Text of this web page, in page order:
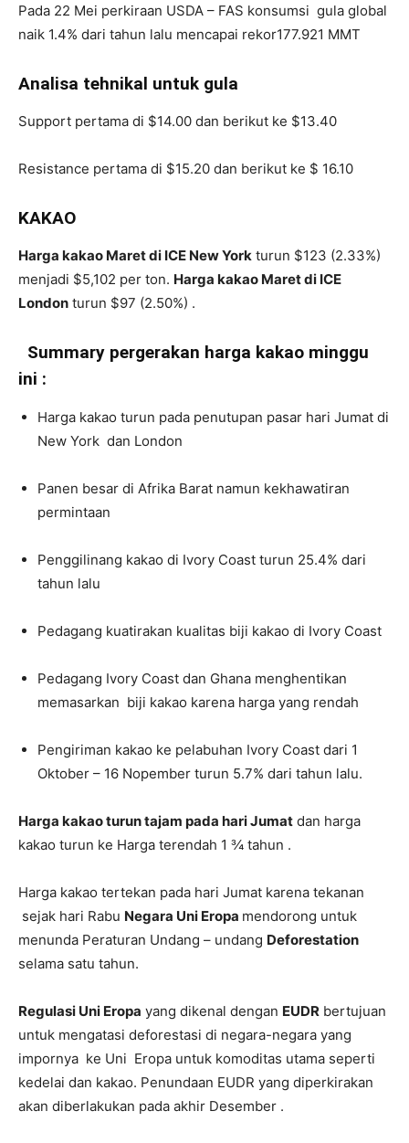
Pada 22 Mei perkiraan USDA – FAS konsumsi gula global
naik 1.4% dari tahun lalu mencapai rekor177.921 MMT
Analisa tehnikal untuk gula
Support pertama di $14.00 dan berikut ke $13.40
Resistance pertama di $15.20 dan berikut ke $ 16.10
KAKAO
Harga kakao Maret di ICE New York turun $123 (2.33%)
menjadi $5,102 per ton. Harga kakao Maret di ICE
London turun $97 (2.50%) .
Summary pergerakan harga kakao minggu
ini :
Harga kakao turun pada penutupan pasar hari Jumat di
New York dan London
Panen besar di Afrika Barat namun kekhawatiran
permintaan
Penggilinang kakao di Ivory Coast turun 25.4% dari
tahun lalu
Pedagang kuatirakan kualitas biji kakao di Ivory Coast
Pedagang Ivory Coast dan Ghana menghentikan
memasarkan biji kakao karena harga yang rendah
Pengiriman kakao ke pelabuhan Ivory Coast dari 1
Oktober – 16 Nopember turun 5.7% dari tahun lalu.
Harga kakao turun tajam pada hari Jumat dan harga
kakao turun ke Harga terendah 1 ¾ tahun .
Harga kakao tertekan pada hari Jumat karena tekanan
sejak hari Rabu Negara Uni Eropa mendorong untuk
menunda Peraturan Undang – undang Deforestation
selama satu tahun.
Regulasi Uni Eropa yang dikenal dengan EUDR bertujuan
untuk mengatasi deforestasi di negara-negara yang
impornya ke Uni Eropa untuk komoditas utama seperti
kedelai dan kakao. Penundaan EUDR yang diperkirakan
akan diberlakukan pada akhir Desember .